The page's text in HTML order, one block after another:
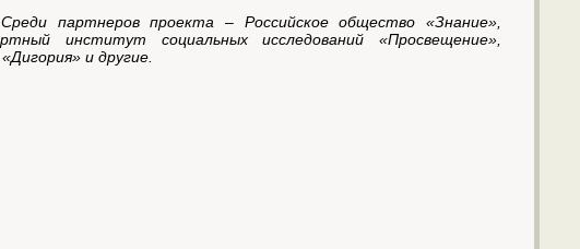
партнеров проекта – Российское общество «Знание»,
институт социальных исследований «Просвещение»,
и другие.